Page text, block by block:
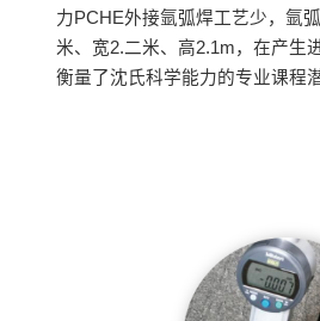
力PCHE外接氩弧焊工艺少，氩
米、宽2.二米、高2.1m，在产生
衡量了沈氏科学能力的专业课程潜